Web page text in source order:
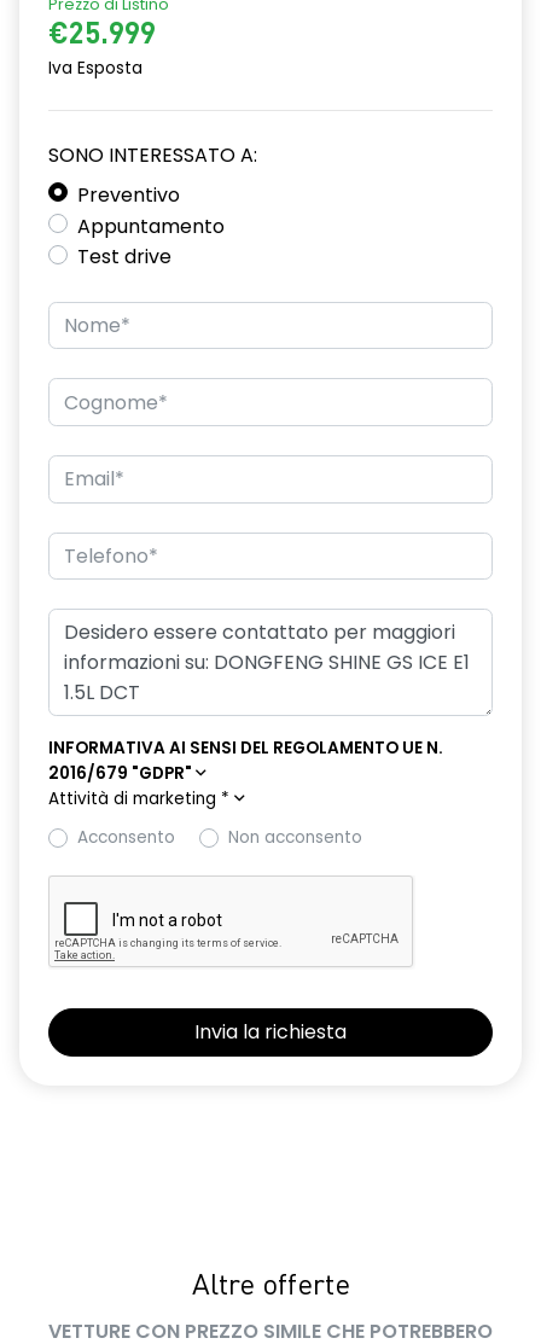
Prezzo di Listino
€25.999
Iva Esposta
SONO INTERESSATO A:
Preventivo
Appuntamento
Test drive
INFORMATIVA AI SENSI DEL REGOLAMENTO UE N.
2016/679 "GDPR"
Attività di marketing *
Acconsento
Non acconsento
Altre offerte
VETTURE CON PREZZO SIMILE CHE POTREBBERO